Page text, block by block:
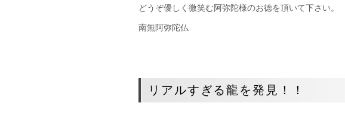
どうぞ優しく微笑む阿弥陀様のお徳を頂いて下さい。
南無阿弥陀仏
リアルすぎる龍を発見！！